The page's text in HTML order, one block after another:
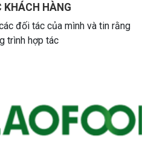
KHÁCH HÀNG
đối tác của mình và tin rằng
trình hợp tác